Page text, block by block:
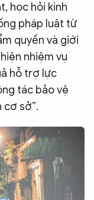
học hỏi kinh
pháp luật từ
quyền và giới
nhiệm vụ
hỗ trợ lực
tác bảo vệ
cơ sở”.